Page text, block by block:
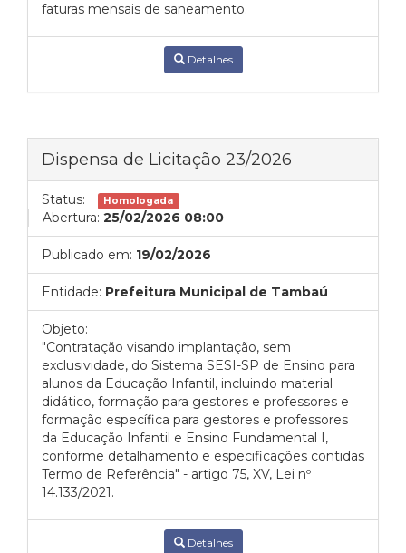
faturas mensais de saneamento.
Detalhes
Dispensa de Licitação 23/2026
Status: Homologada
Abertura: 25/02/2026 08:00
Publicado em: 19/02/2026
Entidade: Prefeitura Municipal de Tambaú
Objeto:
"Contratação visando implantação, sem
exclusividade, do Sistema SESI-SP de Ensino para
alunos da Educação Infantil, incluindo material
didático, formação para gestores e professores e
formação específica para gestores e professores
da Educação Infantil e Ensino Fundamental I,
conforme detalhamento e especificações contidas
Termo de Referência" - artigo 75, XV, Lei nº
14.133/2021.
Detalhes